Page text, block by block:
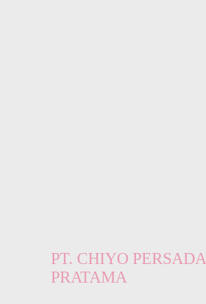
PT. CHIYO PERSADA
PRATAMA